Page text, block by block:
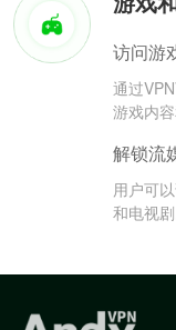
访问游
通过
游戏内
解锁流
用户可
和电视剧